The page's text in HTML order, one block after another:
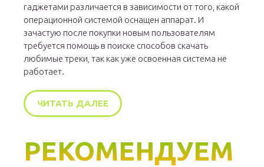
гаджетами различается в зависимости от того, какой
операционной системой оснащен аппарат. И
зачастую после покупки новым пользователям
требуется помощь в поиске способов скачать
любимые треки, так как уже освоенная система не
работает.
ЧИТАТЬ ДАЛЕЕ
РЕКОМЕНДУЕМ